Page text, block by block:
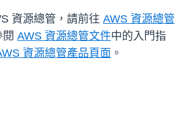
資源總管，請前往 AWS 資源總管
閱 AWS 資源總管文件中的入門指
資源總管產品頁面 。